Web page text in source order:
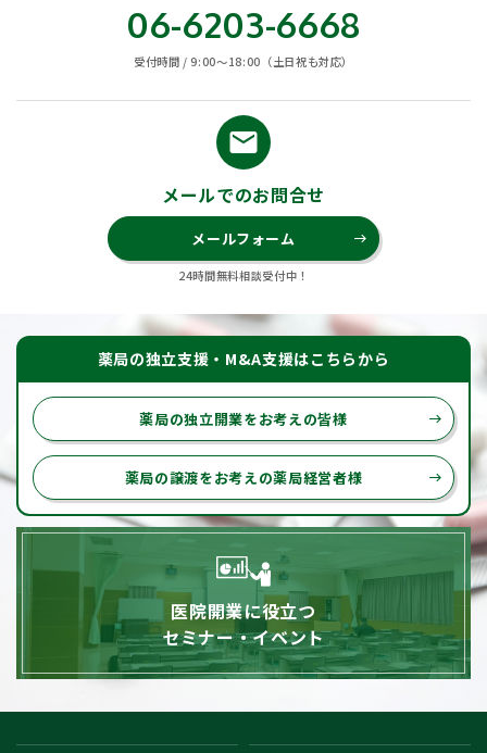
06-6203-6668
受付時間 / 9:00〜18:00（土日祝も対応）
email
メールでのお問合せ
メールフォーム east
24時間無料相談受付中！
薬局の独立支援・M&A支援はこちらから
薬局の独立開業をお考えの皆様 east
薬局の譲渡をお考えの薬局経営者様 east
医院開業に役立つ
セミナー・イベント